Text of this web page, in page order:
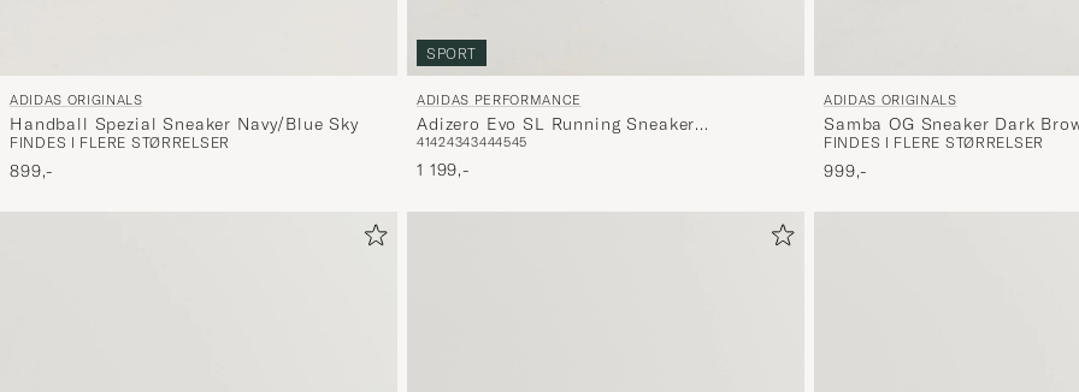
ADIDAS ORIGINALS
Handball Spezial Sneaker Navy/Blue Sky
FINDES I FLERE STØRRELSER
899,-
SPORT
ADIDAS PERFORMANCE
Adizero Evo SL Running Sneaker
Black/White
41424343444545
1 199,-
ADIDAS ORIGINALS
Samba OG Sneaker Dark
FINDES I FLERE STØRRELSER
999,-